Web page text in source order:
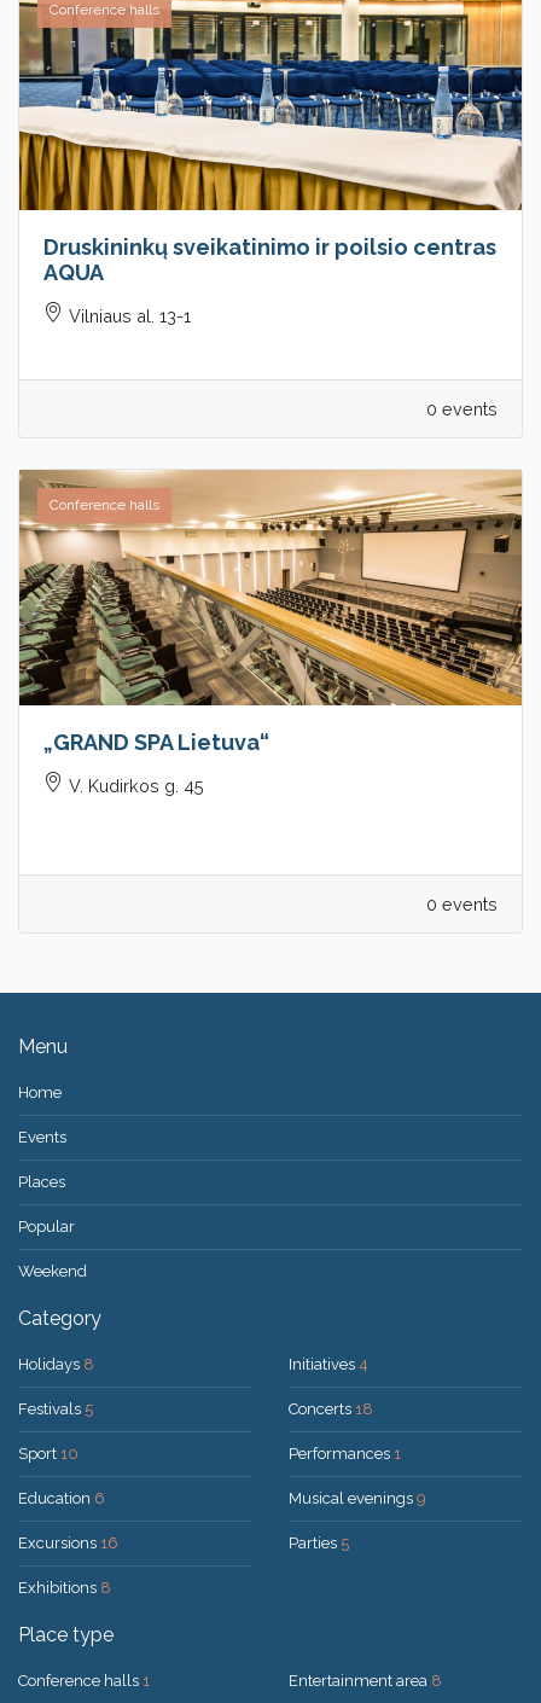
Conference halls
Druskininkų sveikatinimo ir poilsio centras
AQUA
Vilniaus al. 13-1
0 events
Conference halls
„GRAND SPA Lietuva“
V. Kudirkos g. 45
0 events
Menu
Home
Events
Places
Popular
Weekend
Category
Holidays 8
Festivals 5
Sport 10
Education 6
Excursions 16
Exhibitions 8
Initiatives 4
Concerts 18
Performances 1
Musical evenings 9
Parties 5
Place type
Conference halls 1 Entertainment area 8